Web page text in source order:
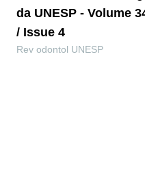
da UNESP - Volume
/ Issue 4
Rev odontol UNESP